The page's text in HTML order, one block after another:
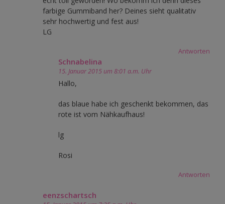
farbige Gummiband her? Deines sieht qualitativ
sehr hochwertig und fest aus!
LG
Antworten
Schnabelina
15. Januar 2015 um 8:01 a.m. Uhr
Hallo,
das blaue habe ich geschenkt bekommen, das
rote ist vom Nähkaufhaus!
lg
Rosi
Antworten
eenzschartsch